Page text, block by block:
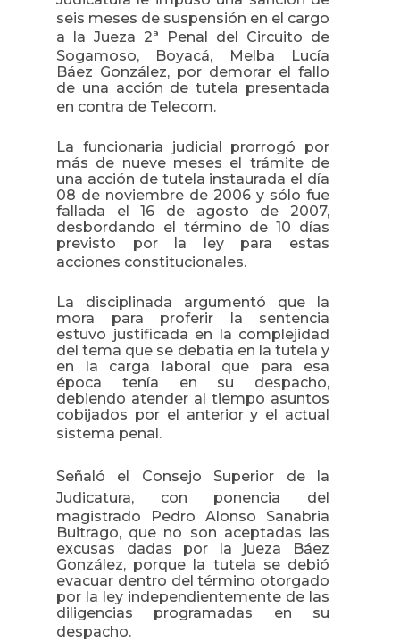
seis meses de suspensión en el cargo
a la Jueza 2ª Penal del Circuito de
Sogamoso, Boyacá, Melba Lucía
Báez González, por demorar el fallo
de una acción de tutela presentada
en contra de Telecom.
La funcionaria judicial prorrogó por
más de nueve meses el trámite de
una acción de tutela instaurada el día
08 de noviembre de 2006 y sólo fue
fallada el 16 de agosto de 2007,
desbordando el término de 10 días
previsto por la ley para estas
acciones constitucionales.
La disciplinada argumentó que la
mora para proferir la sentencia
estuvo justificada en la complejidad
del tema que se debatía en la tutela y
en la carga laboral que para esa
época tenía en su despacho,
debiendo atender al tiempo asuntos
cobijados por el anterior y el actual
sistema penal.
Señaló el Consejo Superior de la
Judicatura, con ponencia del
magistrado Pedro Alonso Sanabria
Buitrago, que no son aceptadas las
excusas dadas por la jueza Báez
González, porque la tutela se debió
evacuar dentro del término otorgado
por la ley independientemente de las
diligencias programadas en su
despacho.